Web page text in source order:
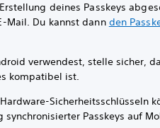
deines Passkeys
Mail. Du kannst dann den
verwendest, stelle sicher,
kompatibel ist.
Sicherheitsschlüsseln
synchronisierter Passkeys auf